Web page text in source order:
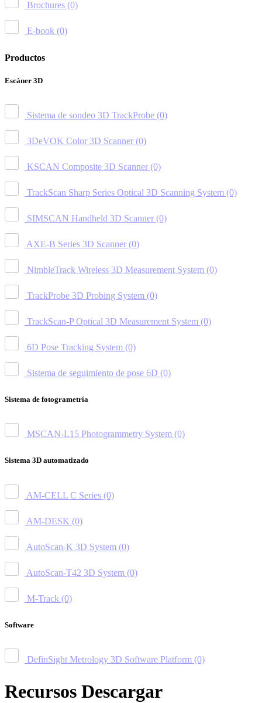
Brochures (0)
E-book (0)
Productos
Escáner 3D
Sistema de sondeo 3D TrackProbe (0)
3DeVOK Color 3D Scanner (0)
KSCAN Composite 3D Scanner (0)
TrackScan Sharp Series Optical 3D Scanning System (0)
SIMSCAN Handheld 3D Scanner (0)
AXE-B Series 3D Scanner (0)
NimbleTrack Wireless 3D Measurement System (0)
TrackProbe 3D Probing System (0)
TrackScan-P Optical 3D Measurement System (0)
6D Pose Tracking System (0)
Sistema de seguimiento de pose 6D (0)
Sistema de fotogrametría
MSCAN-L15 Photogrammetry System (0)
Sistema 3D automatizado
AM-CELL C Series (0)
AM-DESK (0)
AutoScan-K 3D System (0)
AutoScan-T42 3D System (0)
M-Track (0)
Software
DefinSight Metrology 3D Software Platform (0)
Recursos Descargar